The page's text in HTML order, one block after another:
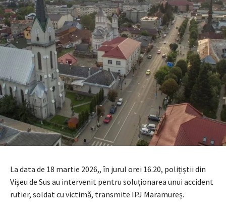
La data de 18 martie 2026,, în jurul orei 16.20, polițiștii din
Vișeu de Sus au intervenit pentru soluționarea unui accident
rutier, soldat cu victimă, transmite IPJ Maramureș.